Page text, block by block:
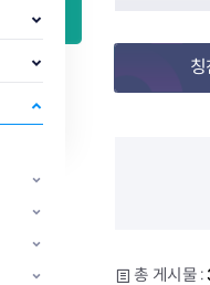
건축
출산‧양육‧다자녀
예산낭비신고
도시브랜드
총 게시물 :